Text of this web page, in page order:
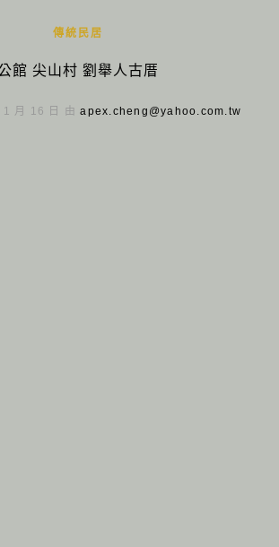
傳統民居
館 尖山村 劉舉人古厝
1 月 16 日 由apex.cheng@yahoo.com.tw